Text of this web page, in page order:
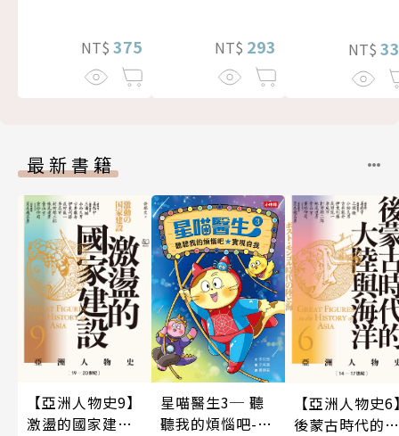
NT$ 375 NT$ 293 NT$
最新書籍
【亞洲人物史9】
激盪的國家建設
星喵醫生3─ 聽
聽我的煩惱吧-實
【亞洲人物史6
後蒙古時代的大